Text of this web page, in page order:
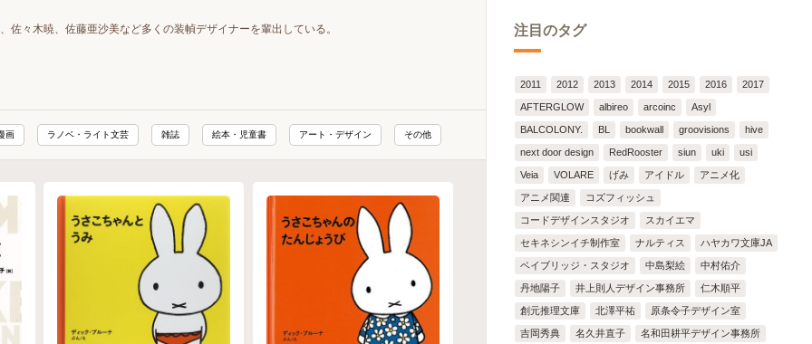
々木暁、佐藤亜沙美など多くの装幀デザイナーを輩出している。
画 ラノベ・ライト文芸 雑誌 絵本・児童書 アート・デザイン その他
注目のタグ
2011 2012 2013 2014 2015 2016 2017
AFTERGLOW albireo arcoinc Asyl
BALCOLONY. BL bookwall groovisions hive
next door design RedRooster siun uki usi
Veia VOLARE げみ アイドル アニメ化
アニメ関連 コズフィッシュ
コードデザインスタジオ スカイエマ
セキネシンイチ制作室 ナルティス ハヤカワ文庫JA
ベイブリッジ・スタジオ 中島梨絵 中村佑介
丹地陽子 井上則人デザイン事務所 仁木順平
創元推理文庫 北澤平祐 原条令子デザイン室
吉岡秀典 名久井直子 名和田耕平デザイン事務所